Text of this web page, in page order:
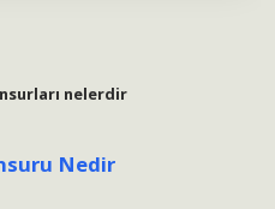
nelerdir
Nedir